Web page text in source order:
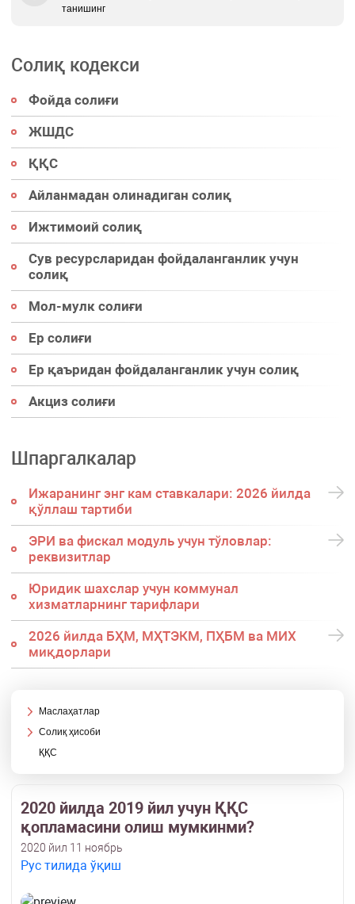
танишинг
Солиқ кодекси
Фойда солиғи
ЖШДС
ҚҚС
Айланмадан олинадиган солиқ
Ижтимоий солиқ
Сув ресурсларидан фойдаланганлик учун
солиқ
Мол-мулк солиғи
Ер солиғи
Ер қаъридан фойдаланганлик учун солиқ
Акциз солиғи
Шпаргалкалар
Ижаранинг энг кам ставкалари: 2026 йилда
қўллаш тартиби
ЭРИ ва фискал модуль учун тўловлар:
реквизитлар
Юридик шахслар учун коммунал
хизматларнинг тарифлари
2026 йилда БҲМ, МҲТЭКМ, ПҲБМ ва МИХ
миқдорлари
Маслаҳатлар
Солиқ ҳисоби
ҚҚС
2020 йилда 2019 йил учун ҚҚС
қопламасини олиш мумкинми?
2020 йил 11 ноябрь
Рус тилида ўқиш